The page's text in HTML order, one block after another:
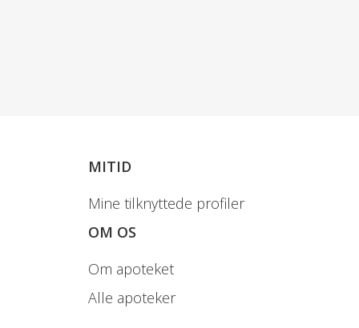
MITID
Mine tilknyttede profiler
OM OS
Om apoteket
Alle apoteker